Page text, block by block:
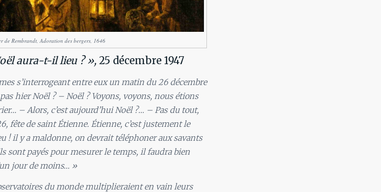
de Rembrandt, Adoration des bergers, 1646
aura-t-il lieu ? »,25 décembre 1947
s’interrogeant entre eux un matin du 26 décembre
hier Noël ? – Noël ? Voyons, voyons, nous étions
– Alors, c’est aujourd’hui Noël ?… – Pas du tout,
fête de saint Étienne. Étienne, c’est justement le
! il y a maldonne, on devrait téléphoner aux savants
sont payés pour mesurer le temps, il faudra bien
jour de moins… »
du monde multiplieraient en vain leurs